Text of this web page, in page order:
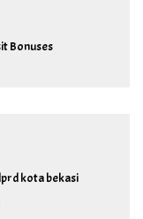
Bonuses
kota bekasi